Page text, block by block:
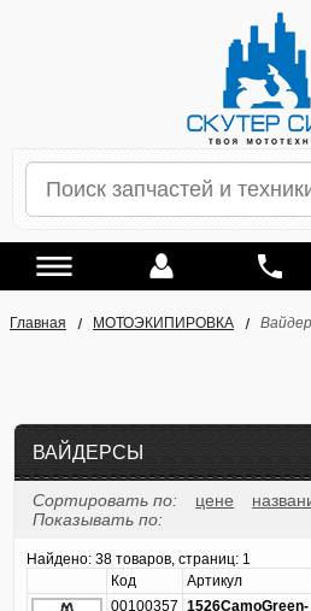
Главная МОТОЭКИПИРОВКА
ВАЙДЕРСЫ
Сортировать по: цене
Показывать по:
Найдено: 38 товаров, страниц: 1
Код
Артикул
00100357 1526CamoGreen-